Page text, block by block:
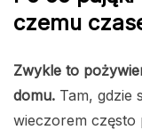
czemu
Zwykle to
domu. Tam, gdzie
wieczorem często